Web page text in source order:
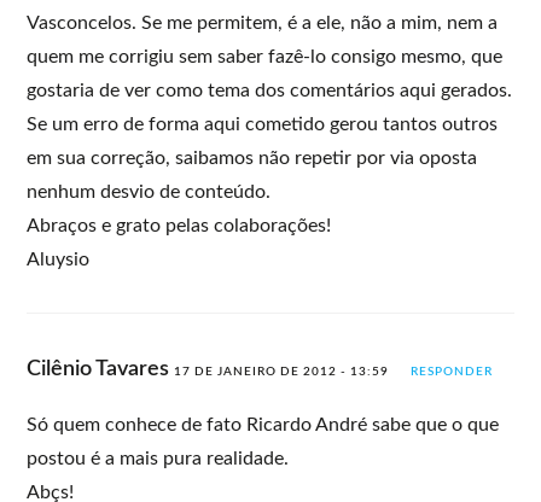
Vasconcelos. Se me permitem, é a ele, não a mim, nem a
quem me corrigiu sem saber fazê-lo consigo mesmo, que
gostaria de ver como tema dos comentários aqui gerados.
Se um erro de forma aqui cometido gerou tantos outros
em sua correção, saibamos não repetir por via oposta
nenhum desvio de conteúdo.
Abraços e grato pelas colaborações!
Aluysio
Cilênio Tavares 17 DE JANEIRO DE 2012 - 13:59 RESPONDER
Só quem conhece de fato Ricardo André sabe que o que
postou é a mais pura realidade.
Abçs!